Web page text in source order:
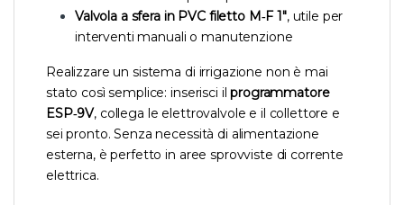
Valvola a sfera in PVC filetto M‑F 1″, utile per
interventi manuali o manutenzione
Realizzare un sistema di irrigazione non è mai
stato così semplice: inserisci ilprogrammatore
ESP‑9V, collega le elettrovalvole e il collettore e
sei pronto. Senza necessità di alimentazione
esterna, è perfetto in aree sprovviste di corrente
elettrica.